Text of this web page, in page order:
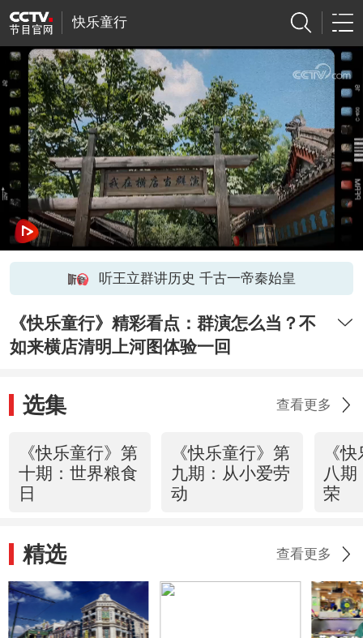
快乐童行
听王立群讲历史 千古一帝秦始皇
《快乐童行》精彩看点：群演怎么当？不
如来横店清明上河图体验一回
选集 查看更多
《快乐童行》第
十期：世界粮食
日
《快乐童行》第
九期：从小爱劳
动
《
八
荣
精选 查看更多